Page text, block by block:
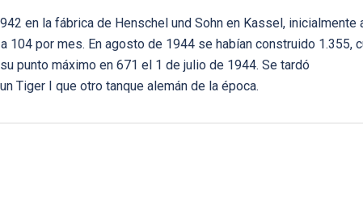
en la fábrica de Henschel und Sohn en Kassel, inicialmente
104 por mes. En agosto de 1944 se habían construido 1.355,
punto máximo en 671 el 1 de julio de 1944. Se tardó
Tiger I que otro tanque alemán de la época.